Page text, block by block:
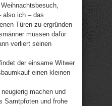
also ich – das
Türen zu ergründen
müssen dafür
verliert seinen
der einsame Witwer
einen kleinen
machen und
Samtpfoten und frohe